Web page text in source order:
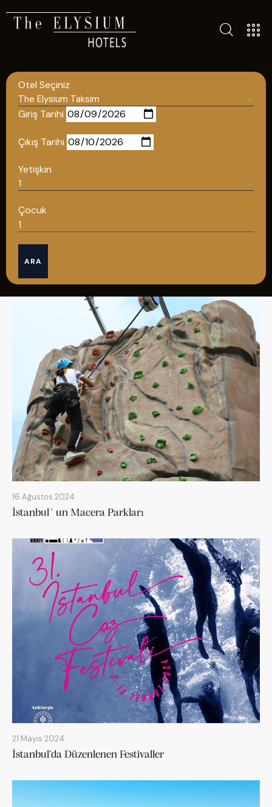
Otel Seçiniz
Giriş Tarihi
Çıkış Tarihi
Yetişkin
Çocuk
ARA
16 Ağustos 2024
İstanbul`un Macera Parkları
21 Mayıs 2024
İstanbul’da Düzenlenen Festivaller
TÜM OTELLERIMIZ
POLITIKALAR
GIZLILIK POLITIKASI
Türkçe
08502421818
REZERVASYON